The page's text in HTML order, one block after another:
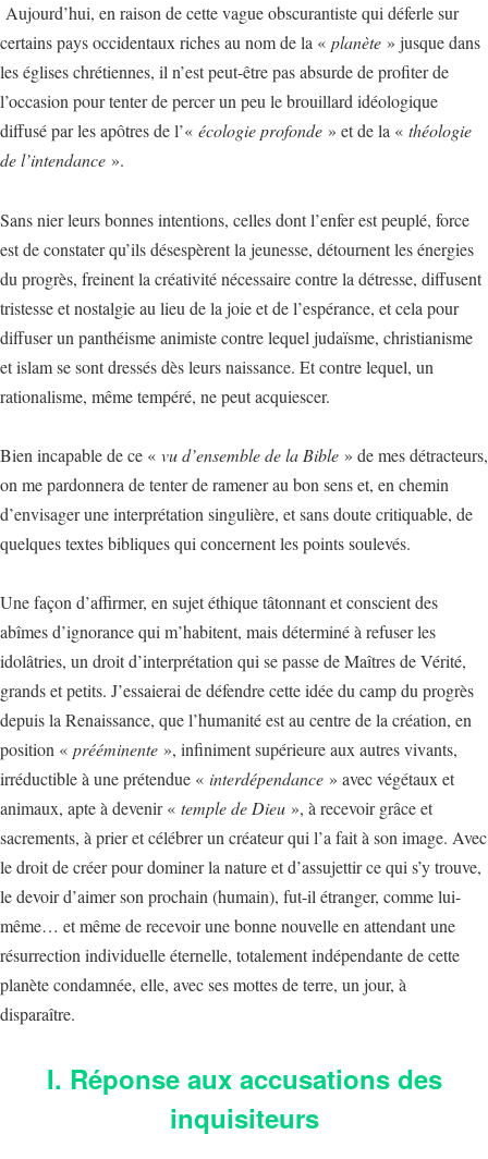
Aujourd’hui, en raison de cette vague obscurantiste qui déferle sur
certains pays occidentaux riches au nom de la « planète » jusque dans
les églises chrétiennes, il n’est peut-être pas absurde de profiter de
l’occasion pour tenter de percer un peu le brouillard idéologique
diffusé par les apôtres de l’« écologie profonde » et de la « théologie
de l’intendance ».
Sans nier leurs bonnes intentions, celles dont l’enfer est peuplé, force
est de constater qu’ils désespèrent la jeunesse, détournent les énergies
du progrès, freinent la créativité nécessaire contre la détresse, diffusent
tristesse et nostalgie au lieu de la joie et de l’espérance, et cela pour
diffuser un panthéisme animiste contre lequel judaïsme, christianisme
et islam se sont dressés dès leurs naissance. Et contre lequel, un
rationalisme, même tempéré, ne peut acquiescer.
Bien incapable de ce « vu d’ensemble de la Bible » de mes détracteurs,
on me pardonnera de tenter de ramener au bon sens et, en chemin
d’envisager une interprétation singulière, et sans doute critiquable, de
quelques textes bibliques qui concernent les points soulevés.
Une façon d’affirmer, en sujet éthique tâtonnant et conscient des
abîmes d’ignorance qui m’habitent, mais déterminé à refuser les
idolâtries, un droit d’interprétation qui se passe de Maîtres de Vérité,
grands et petits. J’essaierai de défendre cette idée du camp du progrès
depuis la Renaissance, que l’humanité est au centre de la création, en
position « prééminente », infiniment supérieure aux autres vivants,
irréductible à une prétendue « interdépendance » avec végétaux et
animaux, apte à devenir « temple de Dieu », à recevoir grâce et
sacrements, à prier et célébrer un créateur qui l’a fait à son image. Avec
le droit de créer pour dominer la nature et d’assujettir ce qui s’y trouve,
le devoir d’aimer son prochain (humain), fut-il étranger, comme lui-
même… et même de recevoir une bonne nouvelle en attendant une
résurrection individuelle éternelle, totalement indépendante de cette
planète condamnée, elle, avec ses mottes de terre, un jour, à
disparaître.
I. Réponse aux accusations des
inquisiteurs